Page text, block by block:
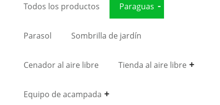
Todos los productos Paraguas
Parasol Sombrilla de jardín
Cenador al aire libre Tienda al aire libre
Equipo de acampada